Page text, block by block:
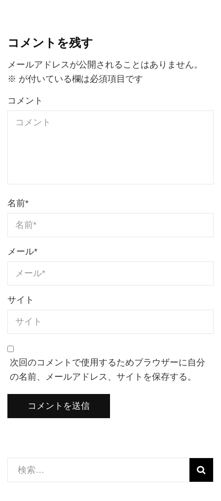
コメントを残す
メールアドレスが公開されることはありません。
※ が付いている欄は必須項目です
コメント
名前*
メール*
サイト
次回のコメントで使用するためブラウザーに自分
の名前、メールアドレス、サイトを保存する。
検
索: